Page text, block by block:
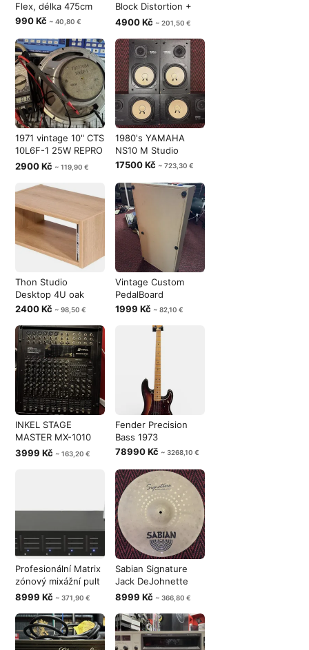
Flex, délka 475cm
990 Kč ~ 40,80 €
Block Distortion +
Vintage
4900 Kč ~ 201,50 €
1971 vintage 10" CTS
10L6F-1 25W REPRO
Made i
2900 Kč ~ 119,90 €
1980's YAMAHA
NS10 M Studio
17500 Kč ~ 723,30 €
Thon Studio
Desktop 4U oak
2400 Kč ~ 98,50 €
Vintage Custom
PedalBoard
1999 Kč ~ 82,10 €
INKEL STAGE
MASTER MX-1010
STEREO AUDIO
3999 Kč ~ 163,20 €
Fender Precision
Bass 1973
78990 Kč ~ 3268,10 €
Profesionální Matrix
zónový mixážní pult
s Bl
8999 Kč ~ 371,90 €
Sabian Signature
Jack DeJohnette
JDJ Encore C
8999 Kč ~ 366,80 €